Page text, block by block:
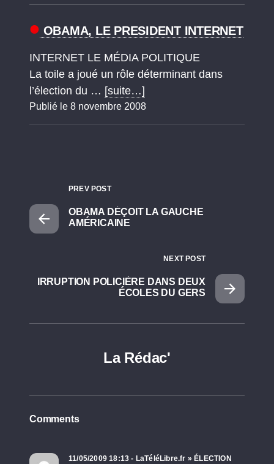
OBAMA, LE PRESIDENT INTERNET
INTERNET LE MÉDIA POLITIQUE
La toile a joué un rôle déterminant dans
l’élection du … [suite…]
Publié le 8 novembre 2008
PREV POST
OBAMA DÉÇOIT LA GAUCHE
AMÉRICAINE
NEXT POST
IRRUPTION POLICIÈRE DANS DEUX
ÉCOLES DU GERS
La Rédac'
Comments
11/05/2009 18:13 - LaTéléLibre.fr » ÉLECTION